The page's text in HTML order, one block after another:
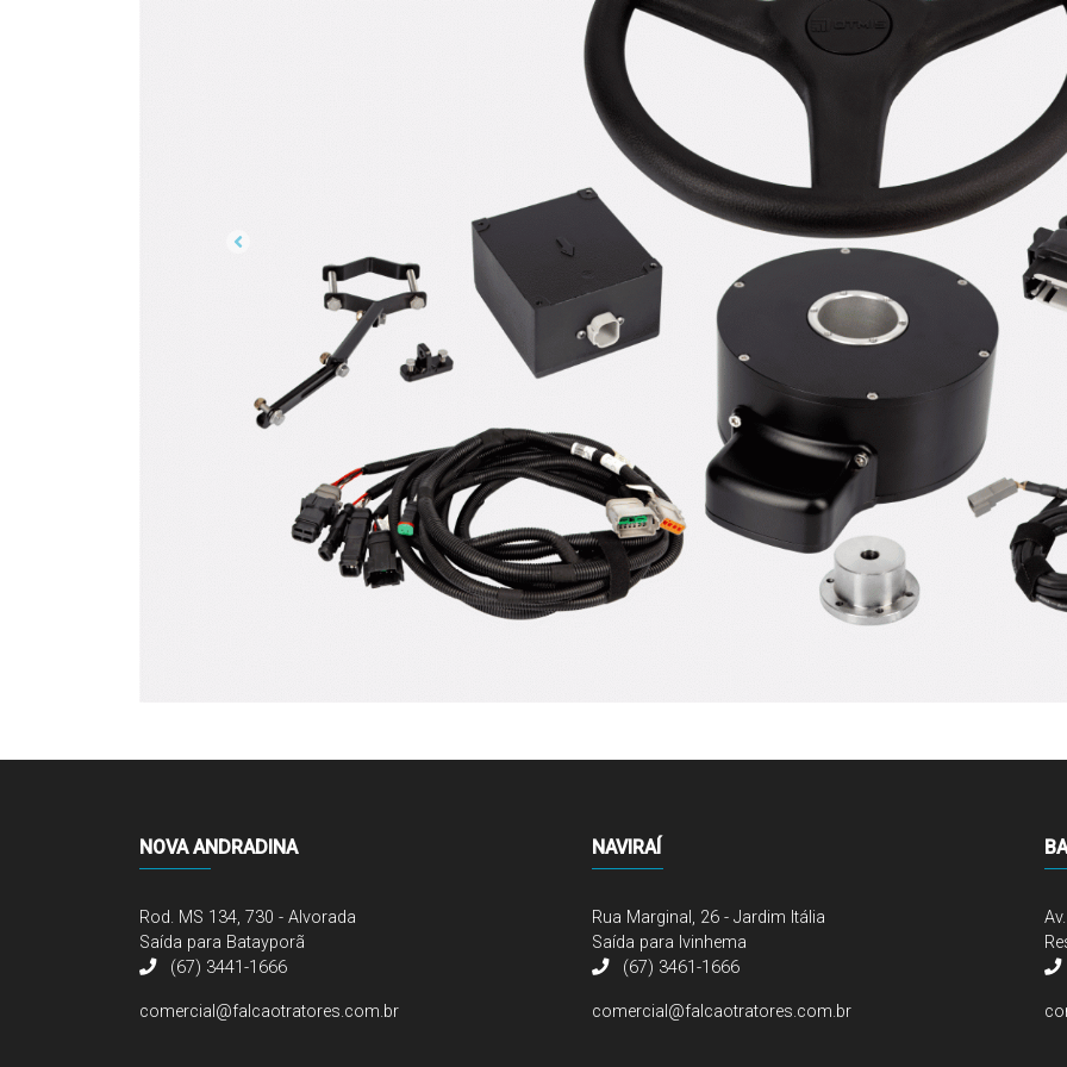
Previous
NOVA ANDRADINA
Rod. MS 134, 730 - Alvorada
Saída para Batayporã
(67) 3441-1666
comercial@falcaotratores.com.br
NAVIRAÍ
Rua Marginal, 26 - Jardim Itália
Saída para Ivinhema
(67) 3461-1666
comercial@falcaotratores.com.br